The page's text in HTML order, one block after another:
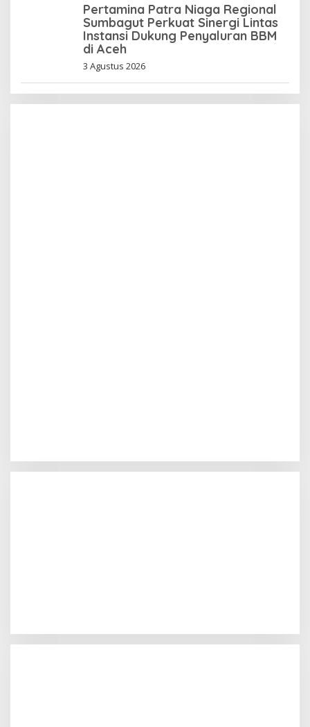
Pertamina Patra Niaga Regional
Sumbagut Perkuat Sinergi Lintas
Instansi Dukung Penyaluran BBM
di Aceh
3 Agustus 2026